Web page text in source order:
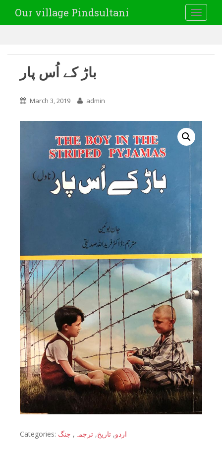
Our village Pindsultani
باڑ کے اُس پار
March 3, 2019 admin
Categories: اردو, تاریخ, ترجمہ , جنگ